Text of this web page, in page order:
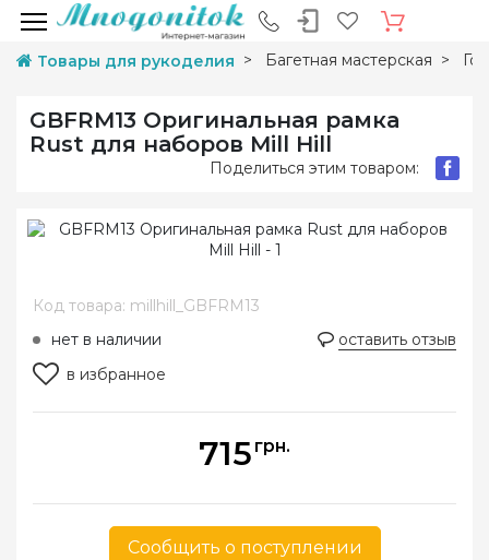
Товары для рукоделия Багетная мастерская
GBFRM13 Оригинальная рамка
Rust для наборов Mill Hill
Поделиться этим товаром:
Код товара: millhill_GBFRM13
нет в наличии
оставить отзыв
в избранное
715 грн.
Сообщить о поступлении